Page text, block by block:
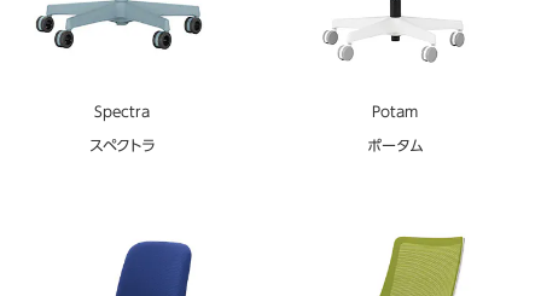
Spectra
スペクトラ
Potam
ポータム